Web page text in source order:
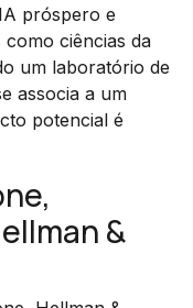
próspero e
ciências da
um laboratório de
associa a um
potencial é
&